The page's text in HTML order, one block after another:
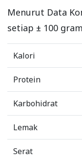
Menurut Data
setiap ± 100
Kalori
Protein
Karbohidrat
Lemak
Serat